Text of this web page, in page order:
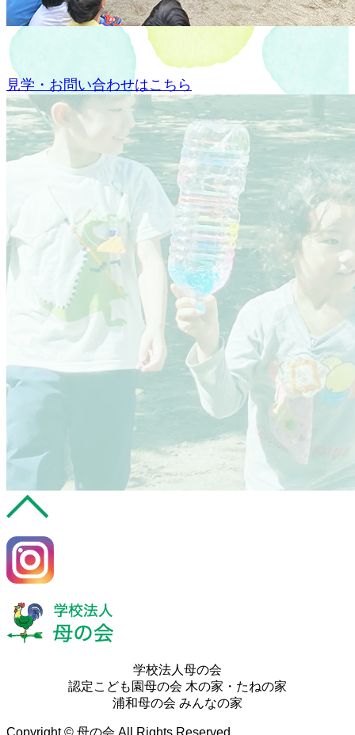
見学・お問い合わせはこちら
学校法人母の会
認定こども園母の会 木の家・たねの家
浦和母の会 みんなの家
Copyright © 母の会 All Rights Reserved.